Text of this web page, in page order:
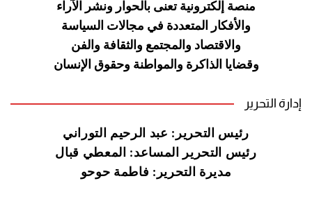
منصة إلكترونية تعنى بالحوار ونشر الآراء
والأفكار المتعددة في مجالات السياسة
والاقتصاد والمجتمع والثقافة والفن
وقضايا الذاكرة والمواطنة وحقوق الإنسان
إدارة التحرير
رئيس التحرير: عبد الرحيم التوراني
رئيس التحرير المساعد: المعطي قبال
مديرة التحرير: فاطمة حوحو